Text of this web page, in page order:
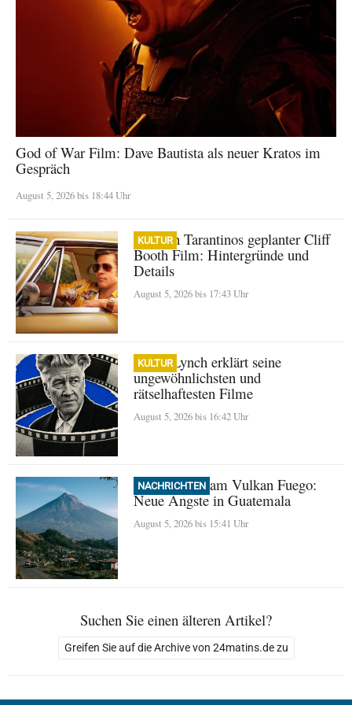
God of War Film: Dave Bautista als neuer Kratos im
Gespräch
August 5, 2026 bis 18:44 Uhr
KULTUR
Quentin Tarantinos geplanter Cliff
Booth Film: Hintergründe und
Details
August 5, 2026 bis 17:43 Uhr
KULTUR
David Lynch erklärt seine
ungewöhnlichsten und
rätselhaftesten Filme
August 5, 2026 bis 16:42 Uhr
NACHRICHTEN
Evakuierung am Vulkan Fuego:
Neue Ängste in Guatemala
August 5, 2026 bis 15:41 Uhr
Suchen Sie einen älteren Artikel?
Greifen Sie auf die Archive von 24matins.de zu